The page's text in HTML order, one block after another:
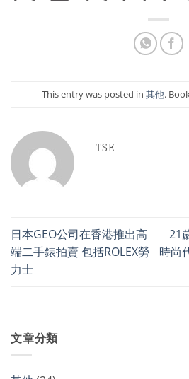
This entry was posted in 其他.
TSE
日本GEO公司在香港推出高
端二手錶拍賣 包括ROLEX勞
力士
21
時尚
文章分類